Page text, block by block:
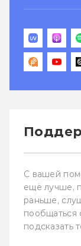
С вашей
ещё лучше,
раньше,
пообщаться
подсказать